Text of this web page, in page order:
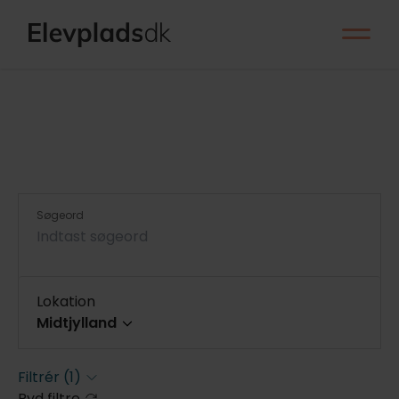
Søgeord
Lokation
Midtjylland
Hele landet
Filtrér (1)